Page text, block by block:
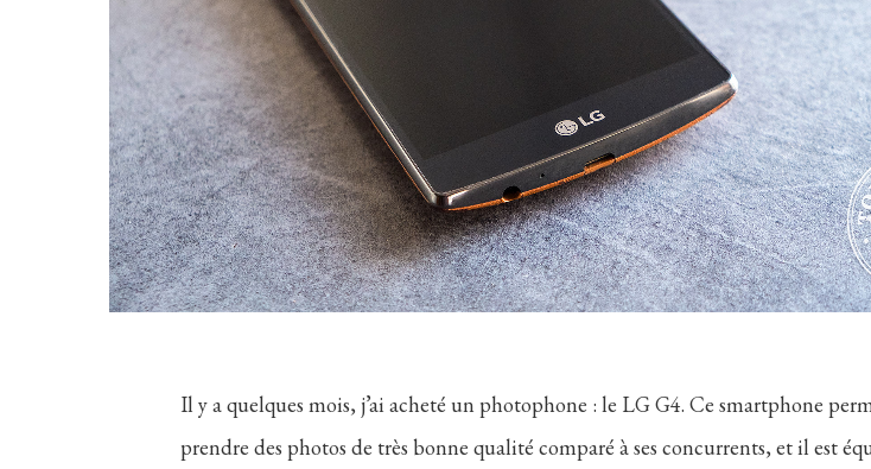
Il y a quelques mois, j’ai acheté un photophone : le LG G4. Ce smartphone
prendre des photos de très bonne qualité comparé à ses concurrents, et il est